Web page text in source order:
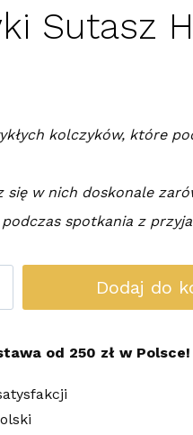
Sutasz
kolczyków, które
się w nich doskonale
spotkania z
Dodaj do
od 250 zł w Polsce!